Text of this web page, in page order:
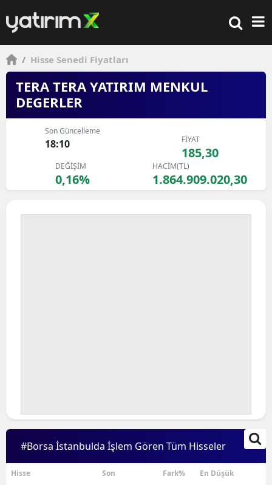
/ Hisse Senedi Fiyatları
TERA TERA YATIRIM MENKUL
DEGERLER
Son Güncelleme
18:10 FİYAT
185,30
DEĞİŞİM
0,16%
HACİM(TL)
1.864.909.020,30
#Borsa İstanbulda İşlem Gören Tüm Hisseler
Hisse Son Fark% En Düşük